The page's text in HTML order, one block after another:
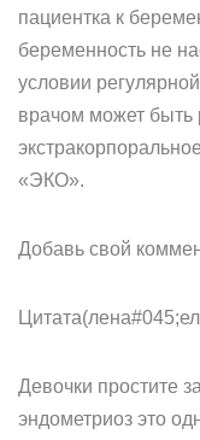
пациентка к
беременность не
условии
врачом может быть
«ЭКО».
Добавь свой
Девочки простите
эндометриоз это